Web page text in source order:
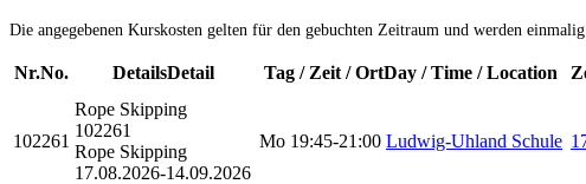
Die angegebenen Kurskosten gelten für den gebuchten Zeitraum und werden einmalig
Nr.No. DetailsDetail Tag / Zeit / OrtDay / Time / Location
102261
Rope Skipping
102261
Rope Skipping
17.08.2026-14.09.2026
Mo 19:45-21:00 Ludwig-Uhland Schule